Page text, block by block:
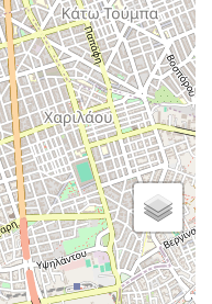
τον Χρήστο
γνωστούς και
με μεράκι και
ειλικρινείς και
και μοναδική
απαριθμεί
πελάτες.